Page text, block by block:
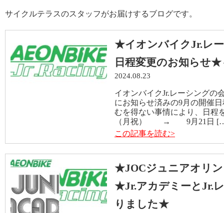
サイクルテラスのスタッフがお届けするブログです。
★イオンバイクJr.レ
日程変更のお知らせ★
2024.08.23
イオンバイクJr.レーシングの
にお知らせ済みの9月の開催
むを得ない事情により、日程
（月祝） → 9月21日
この記事を読む>
★JOCジュニアオリ
★Jr.アカデミーとJr.
りました★